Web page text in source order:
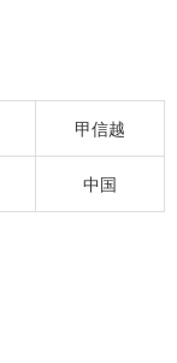
甲信越
中国